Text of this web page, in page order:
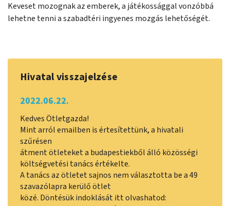
Keveset mozognak az emberek, a játékossággal vonzóbbá
lehetne tenni a szabadtéri ingyenes mozgás lehetőségét.
Hivatal visszajelzése
2022.06.22.
Kedves Ötletgazda!
Mint arról emailben is értesítettünk, a hivatali
szűrésen
átment ötleteket a budapestiekből álló közösségi
költségvetési tanács értékelte.
A tanács az ötletet sajnos nem választotta be a 49
szavazólapra kerülő ötlet
közé. Döntésük indoklását itt olvashatod: